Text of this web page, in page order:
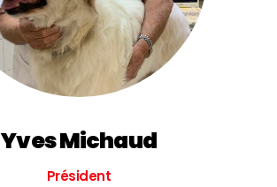
Yves Michaud
Président